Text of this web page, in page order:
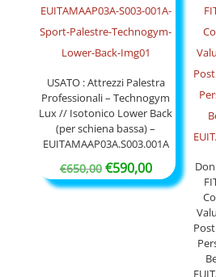
USATO : Attrezzi Palestra
Professionali – Technogym
Lux // Isotonico Lower Back
(per schiena bassa) –
EUITAMAAP03A.S003.001A
€650,00 Il
prezzo
€590,00Il
prezzo
€590,00.